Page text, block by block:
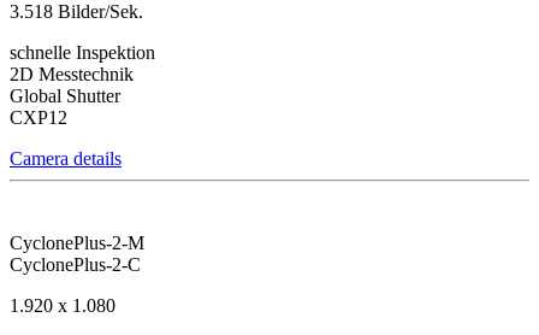
3.518 Bilder/Sek.
schnelle Inspektion
2D Messtechnik
Global Shutter
CXP12
Camera details
CyclonePlus-2-M
CyclonePlus-2-C
1.920 x 1.080